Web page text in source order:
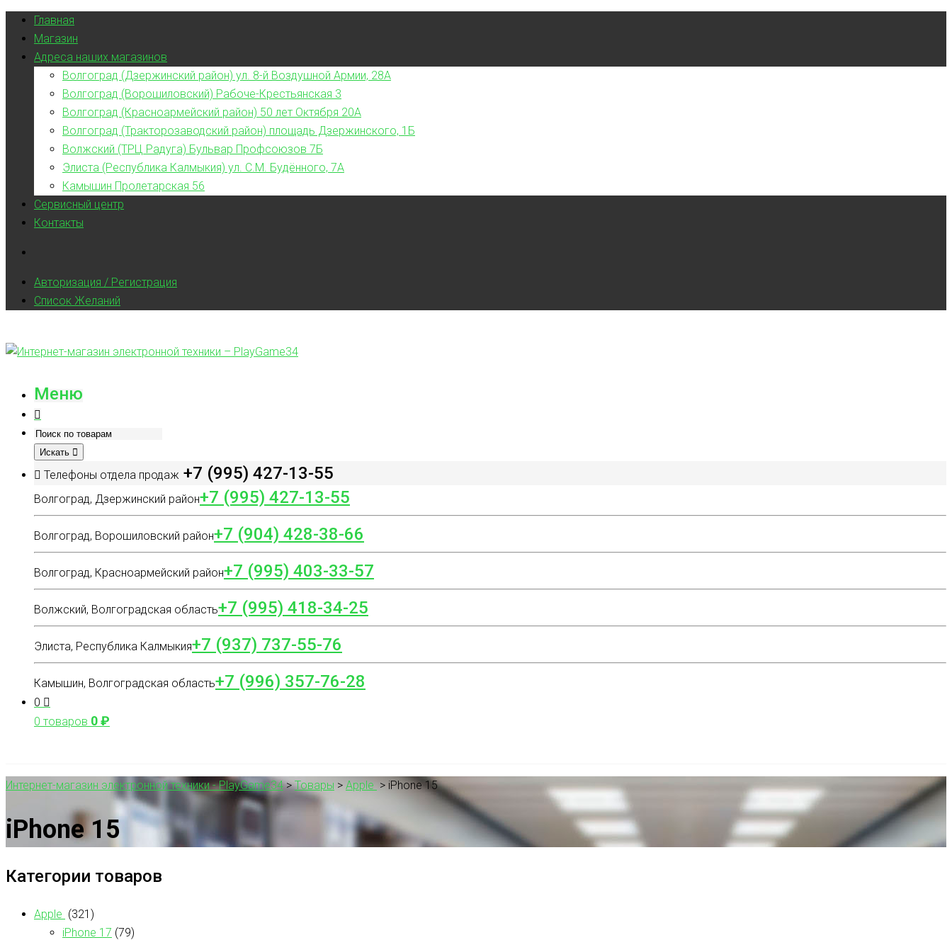
Главная
Магазин
Адреса наших магазинов
Волгоград (Дзержинский район) ул. 8-й Воздушной Армии, 28А
Волгоград (Ворошиловский) Рабоче-Крестьянская 3
Волгоград (Красноармейский район) 50 лет Октября 20А
Волгоград (Тракторозаводский район) площадь Дзержинского, 1Б
Волжский (ТРЦ Радуга) Бульвар Профсоюзов 7Б
Элиста (Республика Калмыкия) ул. С.М. Будённого, 7А
Камышин Пролетарская 56
Сервисный центр
Контакты
Авторизация / Регистрация
Список Желаний
Меню
Искать
Телефоны отдела продаж +7 (995) 427-13-55
Волгоград, Дзержинский район+7 (995) 427-13-55
Волгоград, Ворошиловский район+7 (904) 428-38-66
Волгоград, Красноармейский район+7 (995) 403-33-57
Волжский, Волгоградская область+7 (995) 418-34-25
Элиста, Республика Калмыкия+7 (937) 737-55-76
Камышин, Волгоградская область+7 (996) 357-76-28
0
0 товаров 0₽
Интернет-магазин электронной техники - PlayGame34>Товары > Apple > iPhone 15
iPhone 15
Категории товаров
Apple (321)
iPhone 17 (79)